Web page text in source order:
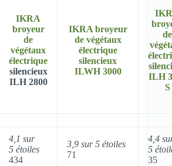
IKRA
broyeur
de
végétaux
électrique
silencieux
ILH 2800
IKRA broyeur
de végétaux
électrique
silencieux
ILWH 3000
de
ILH
S
4,1 sur
5 étoiles
434
3,9 sur 5 étoiles
71
4,4
5
35